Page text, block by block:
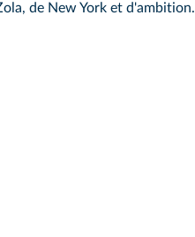
de New York et d'ambition.